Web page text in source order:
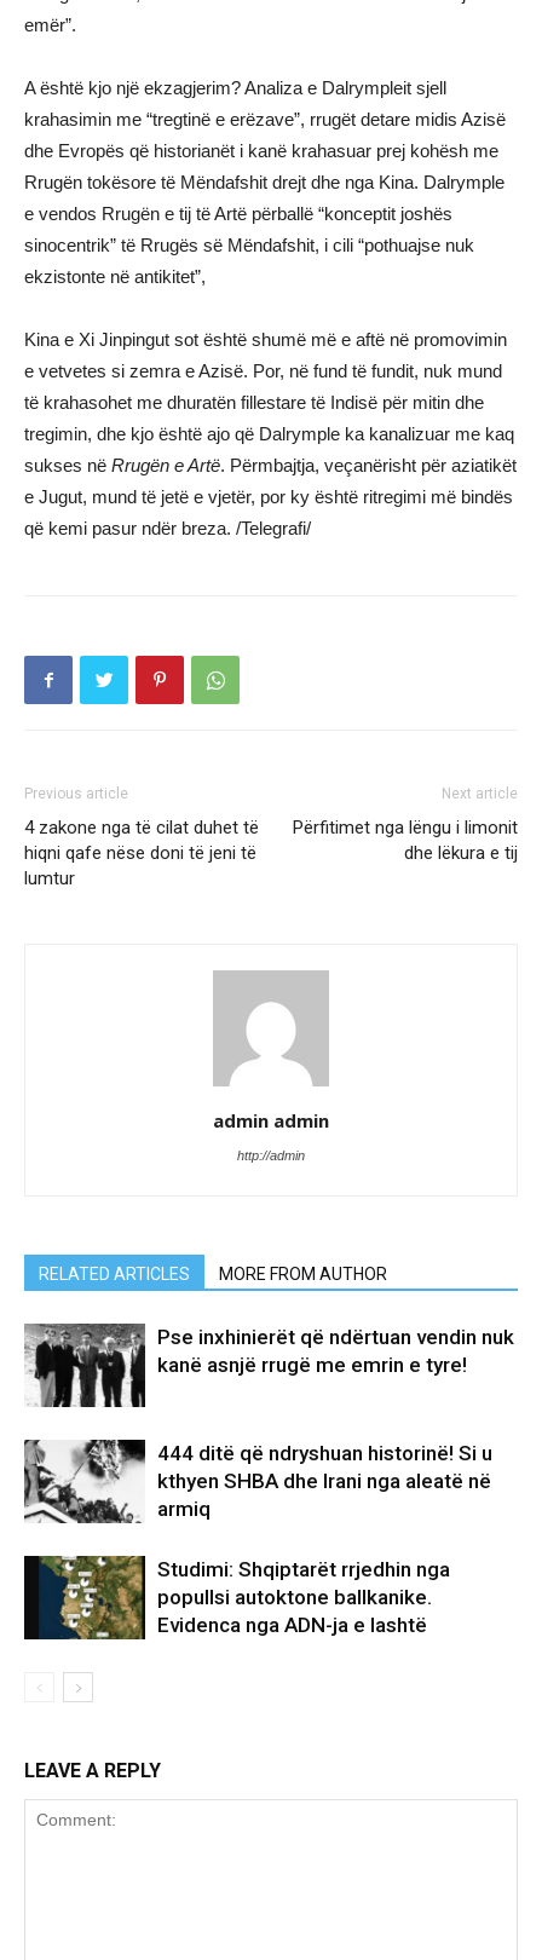
emër”.
A është kjo një ekzagjerim? Analiza e Dalrympleit sjell
krahasimin me “tregtinë e erëzave”, rrugët detare midis Azisë
dhe Evropës që historianët i kanë krahasuar prej kohësh me
Rrugën tokësore të Mëndafshit drejt dhe nga Kina. Dalrymple
e vendos Rrugën e tij të Artë përballë “konceptit joshës
sinocentrik” të Rrugës së Mëndafshit, i cili “pothuajse nuk
ekzistonte në antikitet”,
Kina e Xi Jinpingut sot është shumë më e aftë në promovimin
e vetvetes si zemra e Azisë. Por, në fund të fundit, nuk mund
të krahasohet me dhuratën fillestare të Indisë për mitin dhe
tregimin, dhe kjo është ajo që Dalrymple ka kanalizuar me kaq
sukses në Rrugën e Artë. Përmbajtja, veçanërisht për aziatikët
e Jugut, mund të jetë e vjetër, por ky është ritregimi më bindës
që kemi pasur ndër breza. /Telegrafi/
Previous article
4 zakone nga të cilat duhet të
hiqni qafe nëse doni të jeni të
lumtur
Next article
Përfitimet nga lëngu i limonit
dhe lëkura e tij
admin admin
http://admin
RELATED ARTICLES MORE FROM AUTHOR
Pse inxhinierët që ndërtuan vendin nuk
kanë asnjë rrugë me emrin e tyre!
444 ditë që ndryshuan historinë! Si u
kthyen SHBA dhe Irani nga aleatë në
armiq
Studimi: Shqiptarët rrjedhin nga
popullsi autoktone ballkanike.
Evidenca nga ADN-ja e lashtë
LEAVE A REPLY